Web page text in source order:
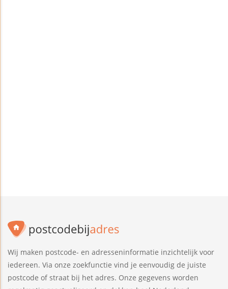
Wij maken postcode- en adresseninformatie inzichtelijk voor
iedereen. Via onze zoekfunctie vind je eenvoudig de juiste
postcode of straat bij het adres. Onze gegevens worden